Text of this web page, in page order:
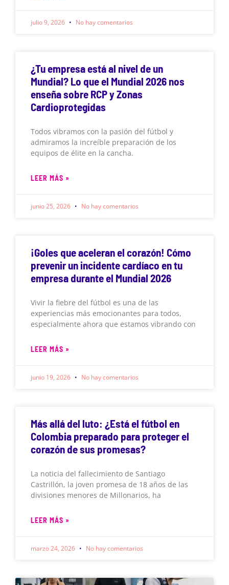
julio 9, 2026 No hay comentarios
¿Tu empresa está al nivel de un
Mundial? Lo que el Mundial 2026 nos
enseña sobre RCP y Zonas
Cardioprotegidas
Todos vibramos con la pasión del fútbol y
admiramos la increíble preparación de los
equipos de élite en la cancha.
LEER MÁS »
junio 25, 2026 No hay comentarios
¡Goles que aceleran el corazón! Cómo
prevenir un incidente cardíaco en tu
empresa durante el Mundial 2026
Vivir la fiebre del fútbol es una de las
experiencias más emocionantes para todos,
especialmente ahora que estamos vibrando con
LEER MÁS »
junio 19, 2026 No hay comentarios
Más allá del luto: ¿Está el fútbol en
Colombia preparado para proteger el
corazón de sus promesas?
La noticia del fallecimiento de Santiago
Castrillón, la joven promesa de 18 años de las
divisiones menores de Millonarios, ha
LEER MÁS »
marzo 24, 2026 No hay comentarios